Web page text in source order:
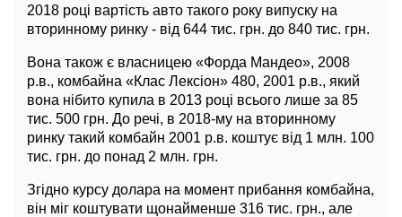
2018 році вартість авто такого року випуску на
вторинному ринку - від 644 тис. грн. до 840 тис. грн.
Вона також є власницею «Форда Мандео», 2008
р.в., комбайна «Клас Лексіон» 480, 2001 р.в., який
вона нібито купила в 2013 році всього лише за 85
тис. 500 грн. До речі, в 2018-му на вторинному
ринку такий комбайн 2001 р.в. коштує від 1 млн. 100
тис. грн. до понад 2 млн. грн.
Згідно курсу долара на момент прибання комбайна,
він міг коштувати щонайменше 316 тис. грн., але